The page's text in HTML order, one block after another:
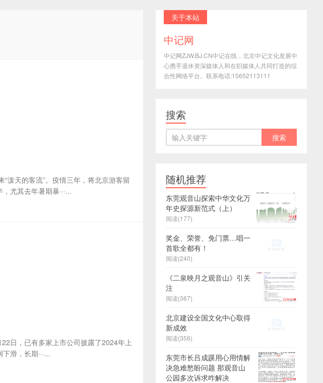
泼天的客流”。疫情三年，将北京游客留
尤其去年暑期暴···...
日，已有多家上市公司披露了2024年上
滑，长期···...
关于本站
中记网
中记网ZJW.BJ.CN中记在线，北京中记文化发展中
心携手退休资深媒体人和在职媒体人共同打造的综
合性网络平台。联系电话:15652113111
搜索
随机推荐
东莞观音山探索中华文化万
年史探源新范式（上）
阅读(177)
奖金、荣誉、免门票…唱一
首歌全都有！
阅读(240)
《二泉映月之观音山》引关
注
阅读(367)
北京建设全国文化中心取得
新成效
阅读(356)
东莞市长吕成蹊用心用情解
决急难愁盼问题 那观音山
公园多次诉求咋解决